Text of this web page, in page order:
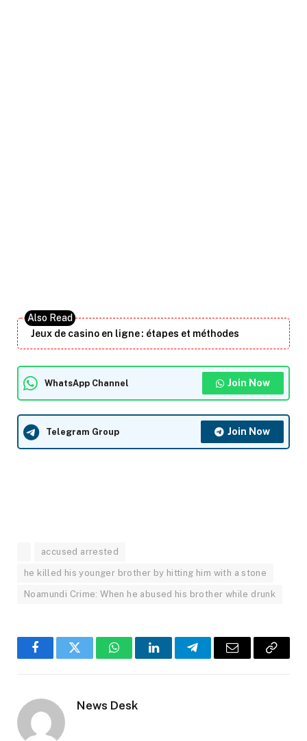
Jeux de casino en ligne : étapes et méthodes
WhatsApp Channel Join Now
Telegram Group Join Now
accused arrested
he killed his younger brother by hitting him with a stone
Noamundi Crime: When he abused his brother while drunk
FacebookTwitter WhatsAppLinkedInTelegramEmail
Copy
News Desk